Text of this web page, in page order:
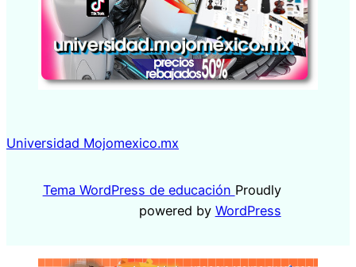
Universidad Mojomexico.mx
Tema WordPress de educación Proudly
powered by WordPress